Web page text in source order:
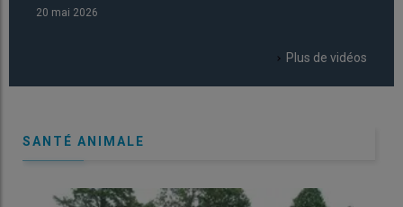
Plus de vidéos
SANTÉ ANIMALE